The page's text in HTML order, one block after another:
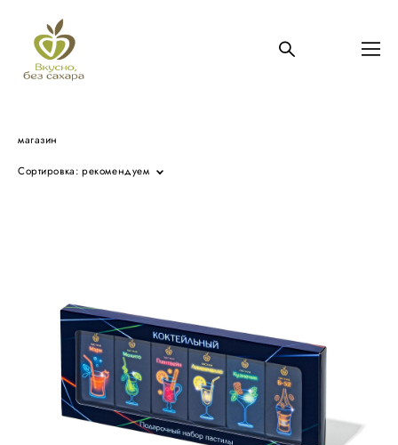
магазин
Сортировка: рекомендуем